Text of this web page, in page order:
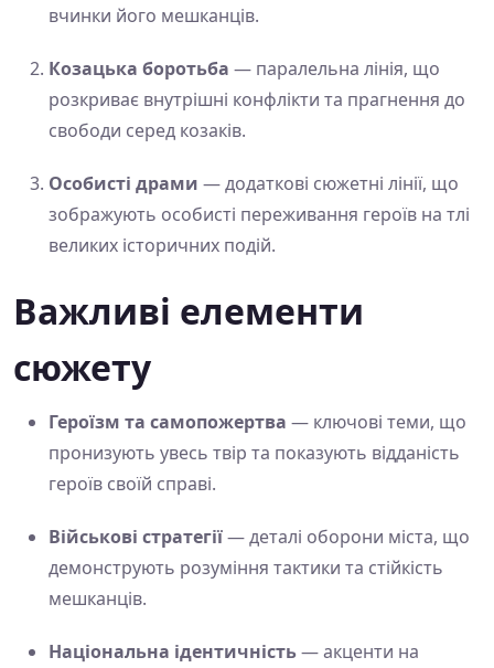
вчинки його мешканців.
Козацька боротьба — паралельна лінія, що
розкриває внутрішні конфлікти та прагнення до
свободи серед козаків.
Особисті драми — додаткові сюжетні лінії, що
зображують особисті переживання героїв на тлі
великих історичних подій.
Важливі елементи
сюжету
Героїзм та самопожертва — ключові теми, що
пронизують увесь твір та показують відданість
героїв своїй справі.
Військові стратегії— деталі оборони міста, що
демонструють розуміння тактики та стійкість
мешканців.
Національна ідентичність— акценти на